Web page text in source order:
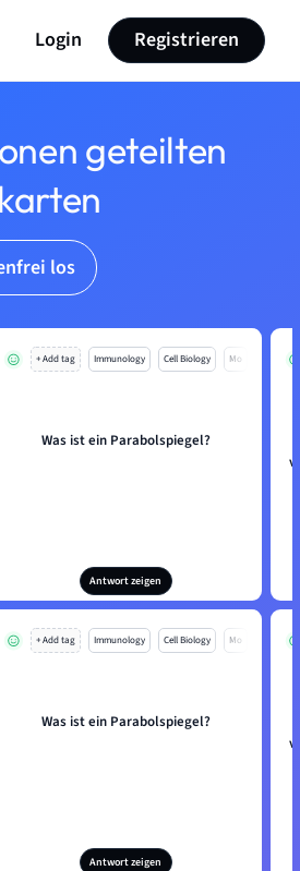
Login Registrieren
geteilten
los
+ Add tag Immunology Cell Biology Mo
Was ist ein Parabolspiegel?
Antwort zeigen
+ Add tag Immunology Cell Biology Mo
Was ist ein Parabolspiegel?
Antwort zeigen